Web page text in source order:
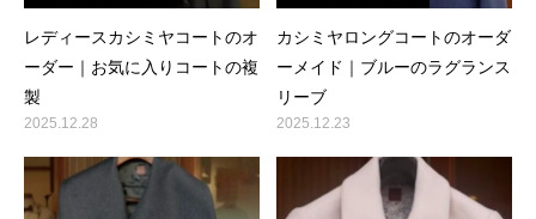
レディースカシミヤコートのオ
ーダー｜お気に入りコートの複
製
2025.12.28
カシミヤロングコートのオーダ
ーメイド｜ブルーのラグランス
リーブ
2025.12.23